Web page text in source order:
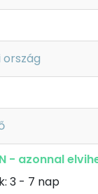
ország
- azonnal
3 - 7 nap